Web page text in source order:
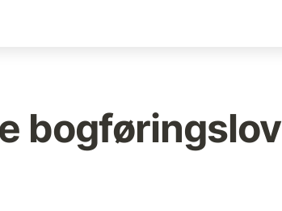
bogføringslov